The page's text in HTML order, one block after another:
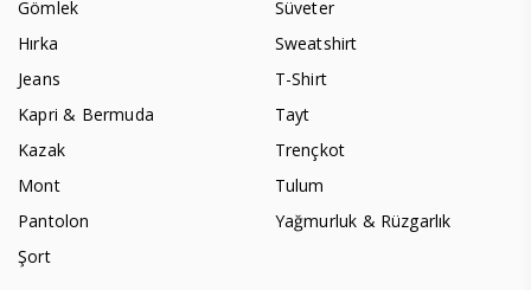
Gömlek
Hırka
Jeans
Kapri & Bermuda
Kazak
Mont
Pantolon
Şort
Süveter
Sweatshirt
T-Shirt
Tayt
Trençkot
Tulum
Yağmurluk & Rüzgarlık